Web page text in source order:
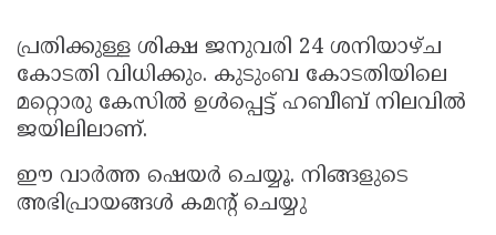
പ്രതിക്കുള്ള ശിക്ഷ ജനുവരി 24 ശനിയാഴ്ച
കോടതി വിധിക്കും. കുടുംബ കോടതിയിലെ
മറ്റൊരു കേസിൽ ഉൾപ്പെട്ട് ഹബീബ് നിലവിൽ
ജയിലിലാണ്.
ഈ വാർത്ത ഷെയർ ചെയ്യൂ. നിങ്ങളുടെ
അഭിപ്രായങ്ങൾ കമൻ്റ് ചെയ്യു